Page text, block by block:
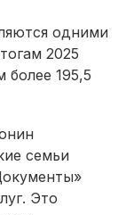
одними
2025
более 195,5
семьи
Это